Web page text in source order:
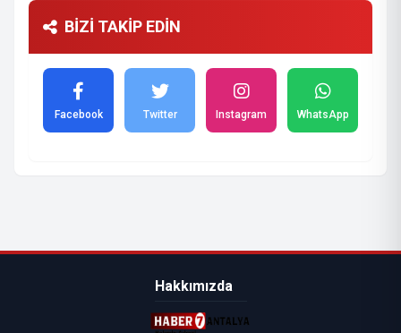
BİZİ TAKİP EDİN
Facebook Twitter Instagram WhatsApp
Hakkımızda